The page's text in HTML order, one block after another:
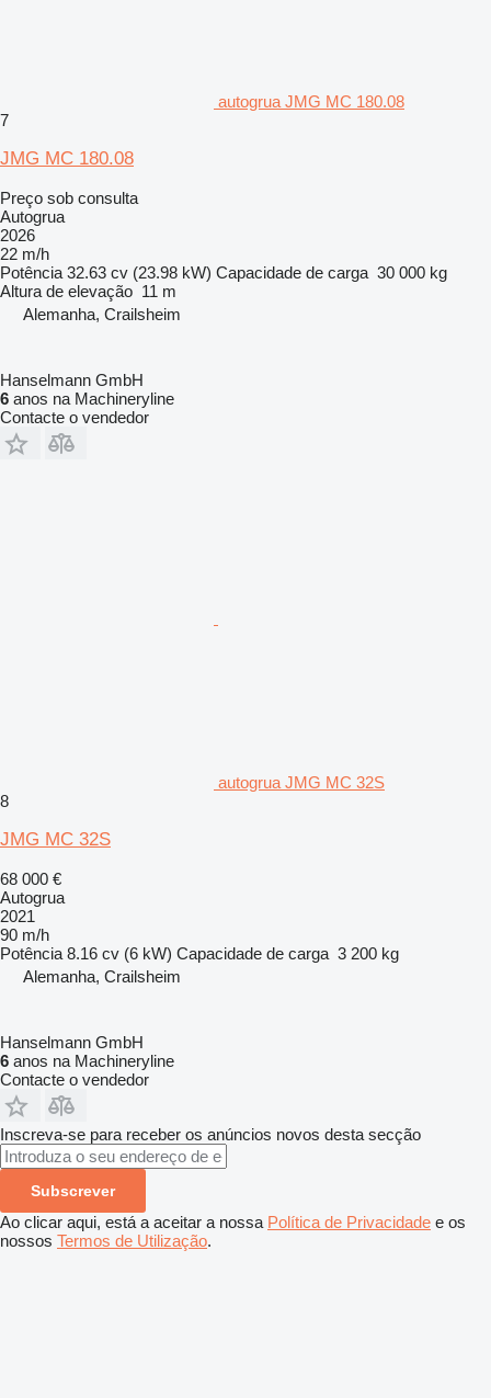
autogrua JMG MC 180.08
7
JMG MC 180.08
Preço sob consulta
Autogrua
2026
22 m/h
Potência 32.63 cv (23.98 kW) Capacidade de carga 30 000 kg
Altura de elevação 11 m
Alemanha, Crailsheim
Hanselmann GmbH
6 anos na Machineryline
Contacte o vendedor
autogrua JMG MC 32S
8
JMG MC 32S
68 000 €
Autogrua
2021
90 m/h
Potência 8.16 cv (6 kW) Capacidade de carga 3 200 kg
Alemanha, Crailsheim
Hanselmann GmbH
6 anos na Machineryline
Contacte o vendedor
Inscreva-se para receber os anúncios novos desta secção
Subscrever
Ao clicar aqui, está a aceitar a nossa Política de Privacidade e os
nossos Termos de Utilização.